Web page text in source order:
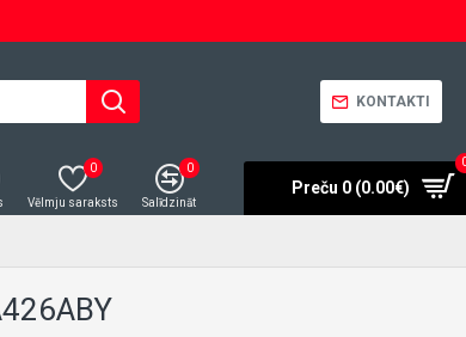
KONTAKTI
Vēlmju saraksts
0
Salīdzināt
0
Preču 0 (0.00€)